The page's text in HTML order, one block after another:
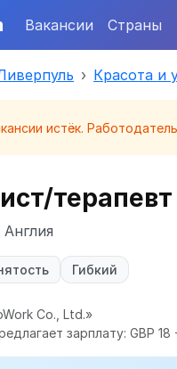
Вакансии Страны
Красота и
истёк.
Гибкий
Co., Ltd.»
зарплату: GBP 18